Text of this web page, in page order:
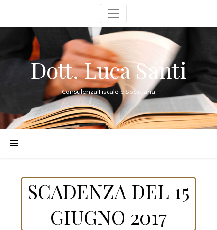
Dott. Luca Santi
Consulenza Fiscale e Societaria
SCADENZA DEL 15
GIUGNO 2017